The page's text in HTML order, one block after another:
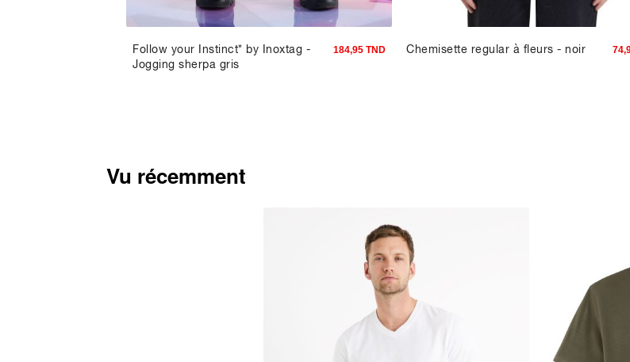
Follow your Instinct* by Inoxtag -
Jogging sherpa gris
184,95 TND Chemisette regular à fleurs - noir
Vu récemment